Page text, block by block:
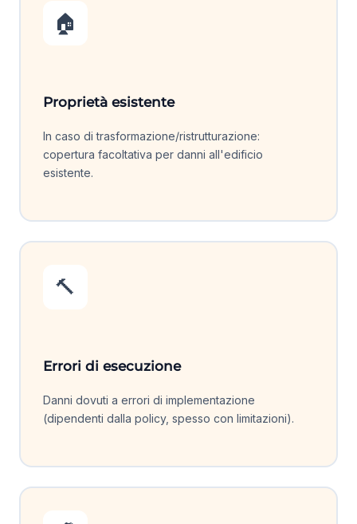
🏠
Proprietà esistente
In caso di trasformazione/ristrutturazione:
copertura facoltativa per danni all'edificio
esistente.
🔨
Errori di esecuzione
Danni dovuti a errori di implementazione
(dipendenti dalla policy, spesso con limitazioni).